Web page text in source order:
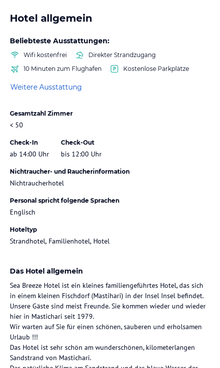
Hotel allgemein
Beliebteste Ausstattungen:
Wifi kostenfrei
Direkter Strandzugang
10 Minuten zum Flughafen
Kostenlose Parkplätze
Weitere Ausstattung
Gesamtzahl Zimmer
< 50
Check-In
ab 14:00 Uhr
Check-Out
bis 12:00 Uhr
Nichtraucher- und Raucherinformation
Nichtraucherhotel
Personal spricht folgende Sprachen
Englisch
Hoteltyp
Strandhotel, Familienhotel, Hotel
Das Hotel allgemein
Sea Breeze Hotel ist ein kleines familiengeführtes Hotel, das sich
in einem kleinen Fischdorf (Mastihari) in der Insel Insel befindet.
Unsere Gäste sind meist Freunde. Sie kommen wieder und wieder
hier in Mastichari seit 1979.
Wir warten auf Sie für einen schönen, sauberen und erholsamen
Urlaub !!!
Das Hotel ist sehr schön am wunderschönen, kilometerlangen
Sandstrand von Mastichari.